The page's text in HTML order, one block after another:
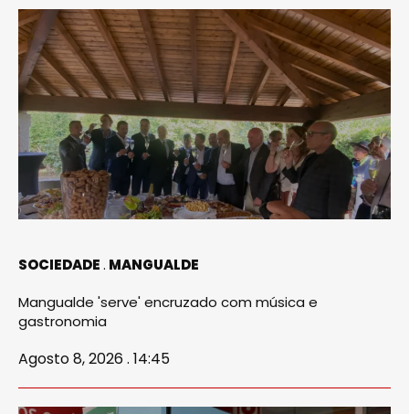
SOCIEDADE MANGUALDE
Mangualde 'serve' encruzado com música e
gastronomia
Agosto 8, 2026 . 14:45